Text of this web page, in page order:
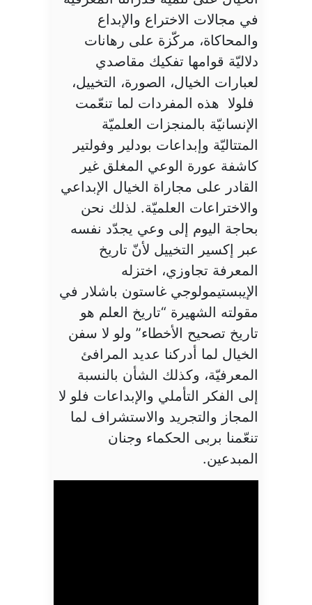
في مجالات الاختراع والإبداع
والمحاكاة، مركّزة على رهانات
دلاليّة قوامها تفكيك مقاصدي
لعبارات الخيال، الصورة، التخييل،
فلولا هذه المفردات لما تنعّمت
الإنسانيّة بالمنجزات العلميّة
المتتاليّة وإبداعات بودلير وفولتير
كاشفة عورة الوعي المغلق غير
القادر على مجاراة الخيال الإبداعي
والاختراعات العلميّة. لذلك نحن
بحاجة اليوم إلى وعي يجدّد نفسه
عبر إكسير التخييل لأنّ تاريخ
المعرفة تجاوزي، اختزله
الإيبستيمولوجي غاستون باشلار في
مقولته الشهيرة “تاريخ العلم هو
تاريخ تصحيح الأخطاء” ولو لا سفن
الخيال لما أدركنا عديد المرافئ
المعرفيّة، وكذلك الشأن بالنسبة
إلى الفكر التأملي والإبداعات فلو لا
المجاز والتجريد والاستشراف لما
تنعّمنا بربى الحكماء وجنان
المبدعين.